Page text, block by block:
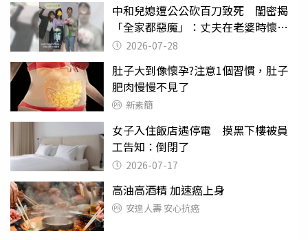
中和兒媳遭公公砍百刀致死 閨密揭
「全家都惡魔」：丈夫在老婆時懷孕
摔東西
2026-07-28
肚子大到像懷孕?注意1個習慣，肚子
肥肉慢慢不見了
新素簡
女子入住飯店遇停電 摸黑下樓被員
工告知：倒閉了
2026-07-17
高油高酒精 加速癌上身
安達人壽 安心抗癌